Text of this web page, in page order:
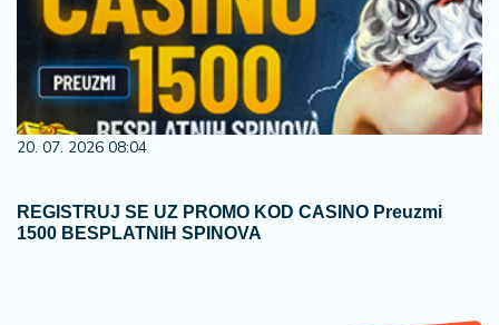
20. 07. 2026 08:04
REGISTRUJ SE UZ PROMO KOD CASINO Preuzmi
1500 BESPLATNIH SPINOVA